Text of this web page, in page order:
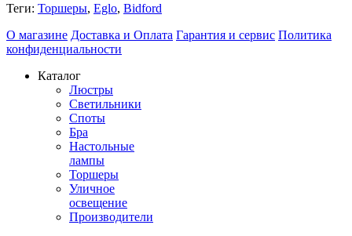
Теги: Торшеры, Eglo, Bidford
О магазине Доставка и Оплата Гарантия и сервис Политика
конфиденциальности
Каталог
Люстры
Светильники
Споты
Бра
Настольные
лампы
Торшеры
Уличное
освещение
Производители